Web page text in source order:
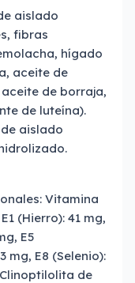
aislado
fibras
hígado
aceite de
de borraja,
de luteína).
aislado
Vitamina
(Hierro): 41 mg,
E5
mg, E8 (Selenio):
de